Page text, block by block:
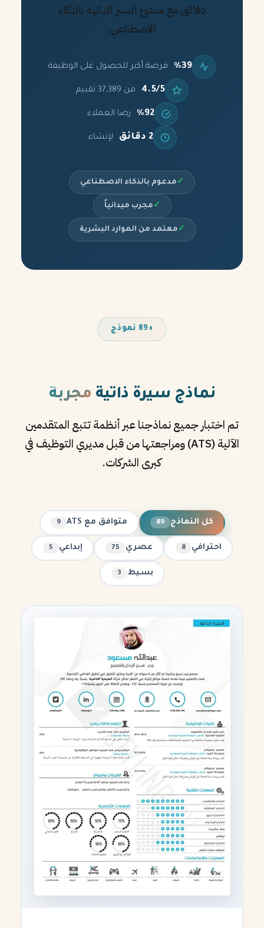
دقائق مع منشئ السير الذاتية بالذكاء
الاصطناعي.
%39 فرصة أكبر للحصول على الوظيفة
4.5/5 من 37,389 تقييم
%92 رضا العملاء
2 دقائق لإنشاء
✓ مدعوم بالذكاء الاصطناعي
✓ مجرب ميدانياً
✓ معتمد من الموارد البشرية
+89 نموذج
نماذج سيرة ذاتية مجربة
تم اختبار جميع نماذجنا عبر أنظمة تتبع المتقدمين
الآلية (ATS) ومراجعتها من قبل مديري التوظيف في
كبرى الشركات.
كل النماذج 89 متوافق مع ATS 9
احترافي 8 عصري 75 إبداعي 5
بسيط 3